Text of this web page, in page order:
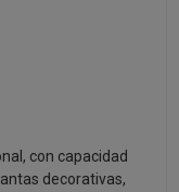
con capacidad
decorativas,